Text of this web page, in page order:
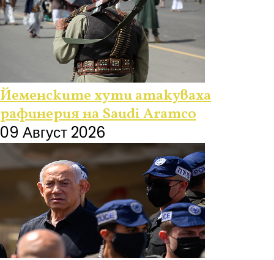
Йеменските хути атакуваха
рафинерия на Saudi Aramco
09 Август 2026